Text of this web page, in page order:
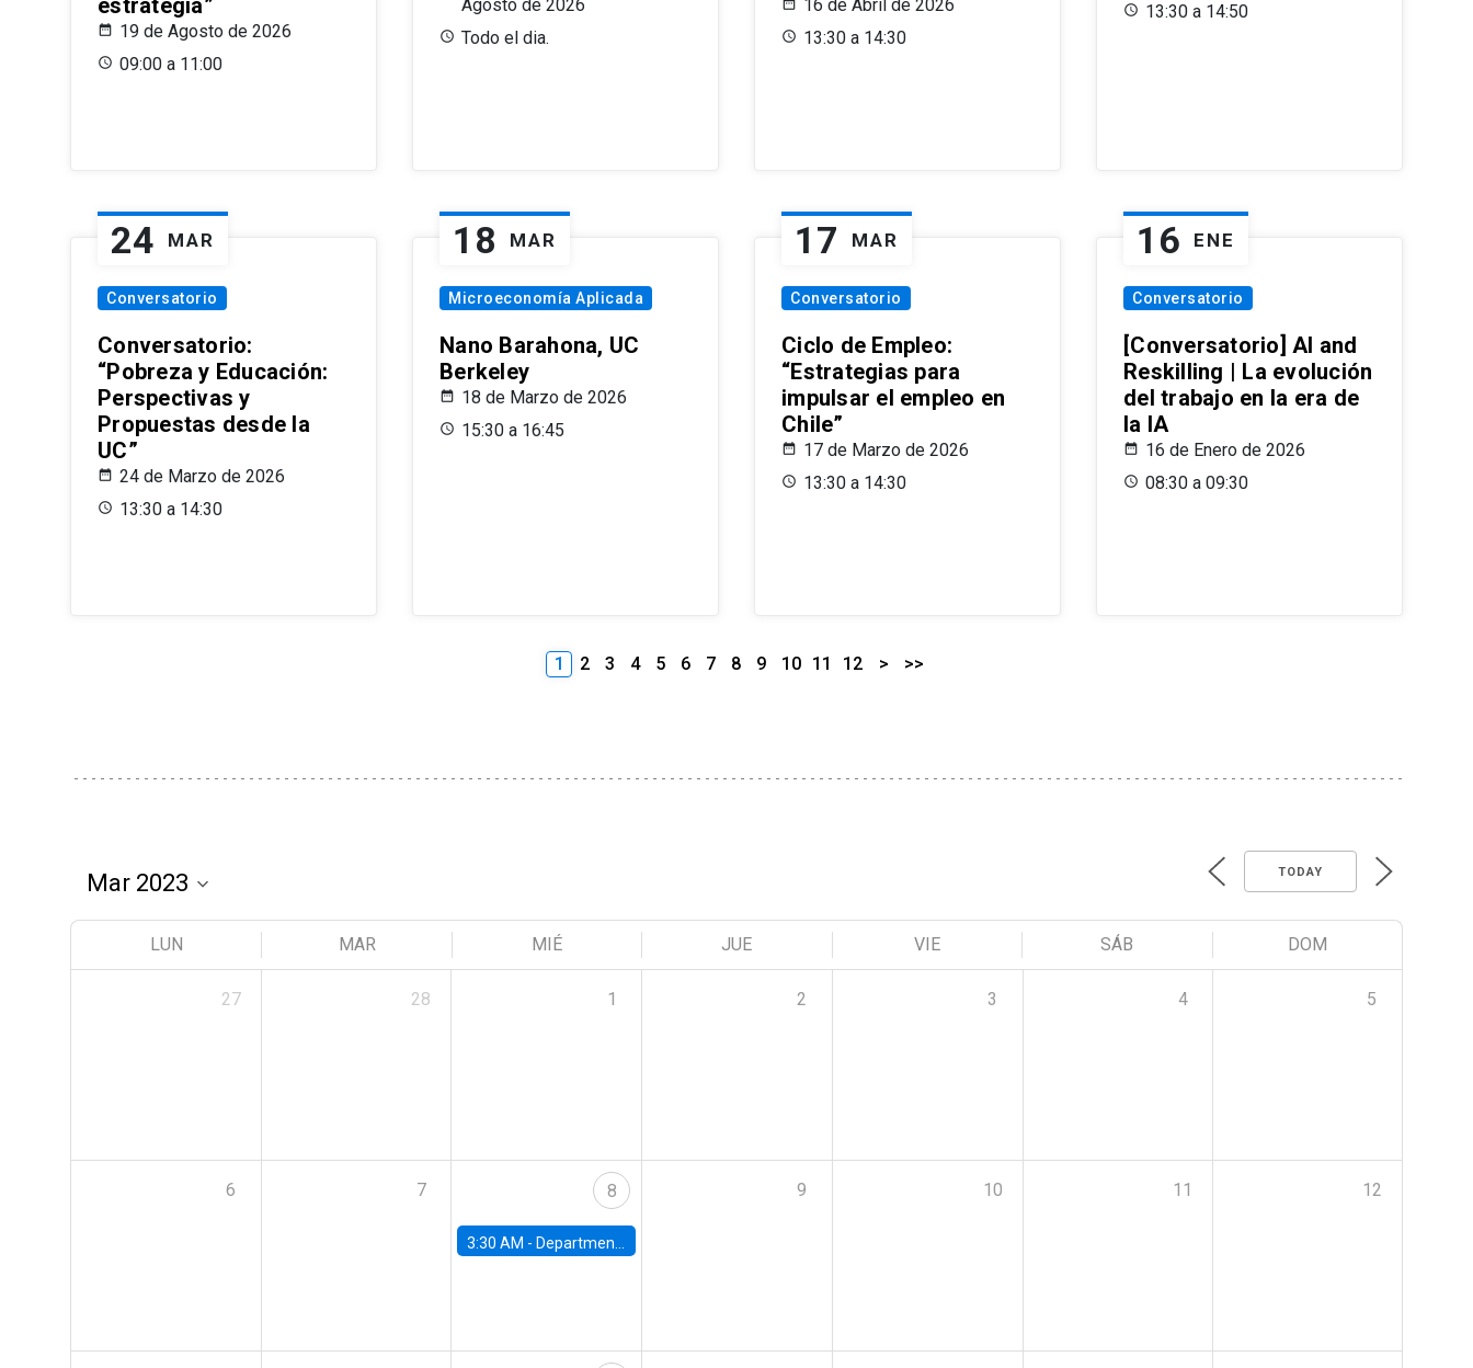
estrategia”
19 de Agosto de 2026
09:00 a 11:00
Agosto de 2026
Todo el dia.
16 de Abril de 2026
13:30 a 14:30
13:30 a 14:50
24 MAR
Conversatorio
Conversatorio:
“Pobreza y Educación:
Perspectivas y
Propuestas desde la
UC”
24 de Marzo de 2026
13:30 a 14:30
18 MAR
Microeconomía Aplicada
Nano Barahona, UC
Berkeley
18 de Marzo de 2026
15:30 a 16:45
17 MAR
Conversatorio
Ciclo de Empleo:
“Estrategias para
impulsar el empleo en
Chile”
17 de Marzo de 2026
13:30 a 14:30
16 ENE
Conversatorio
[Conversatorio] AI and
Reskilling | La evolución
del trabajo en la era de
la IA
16 de Enero de 2026
08:30 a 09:30
1 2 3 4 5 6 7 8 9 10 11 12 > >>
TODAY
LUN MAR MIÉ JUE VIE SÁB DOM
27 28 1 2 3 4 5
6 7 8
3:30 AM - Department Seminar: James Robinson
9 10 11 12